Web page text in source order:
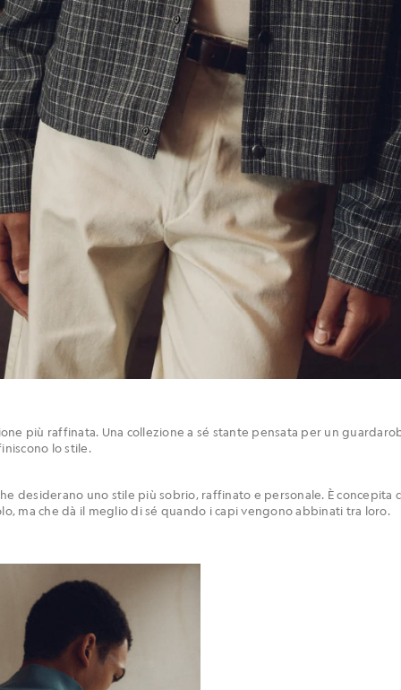
più raffinata. Una collezione a sé stante pensata per un
lo stile.
desiderano uno stile più sobrio, raffinato e personale. È concepita
ma che dà il meglio di sé quando i capi vengono abbinati tra loro.